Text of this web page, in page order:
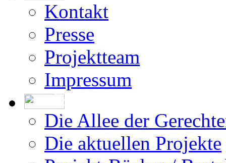
Kontakt
Presse
Projektteam
Impressum
Die Allee der
Die aktuellen Projekte
Die Erstellung der Datenbank beruht auf
den vom DÖW - Dokumentationsarchiv des
Österreichischen Widerstandes - zur Ver-